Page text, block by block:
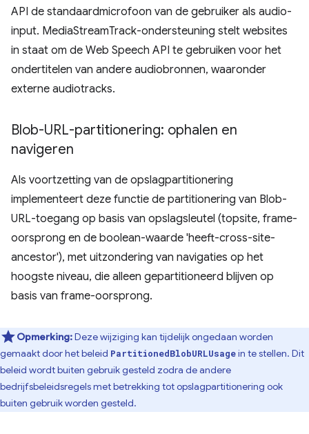
API de standaardmicrofoon van de gebruiker als audio-
input. MediaStreamTrack-ondersteuning stelt websites
in staat om de Web Speech API te gebruiken voor het
ondertitelen van andere audiobronnen, waaronder
externe audiotracks.
Blob-URL-partitionering: ophalen en
navigeren
Als voortzetting van de opslagpartitionering
implementeert deze functie de partitionering van Blob-
URL-toegang op basis van opslagsleutel (topsite, frame-
oorsprong en de boolean-waarde 'heeft-cross-site-
ancestor'), met uitzondering van navigaties op het
hoogste niveau, die alleen gepartitioneerd blijven op
basis van frame-oorsprong.
Opmerking:Deze wijziging kan tijdelijk ongedaan worden
gemaakt door het beleid PartitionedBlobURLUsagein te stellen. Dit
beleid wordt buiten gebruik gesteld zodra de andere
bedrijfsbeleidsregels met betrekking tot opslagpartitionering ook
buiten gebruik worden gesteld.